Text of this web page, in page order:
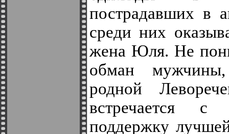
пострадавших в
среди них
жена Юля. Не
обман
родной
встречается
поддержку